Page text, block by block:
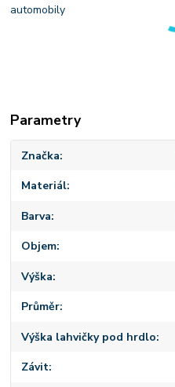
automobily
Parametry
Značka
Materiál
Barva
Objem
Výška
Průměr
Výška lahvičky pod hrdlo
Závit